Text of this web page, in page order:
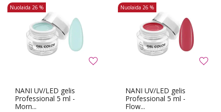
NANI UV/LED gelis
Professional 5 ml -
Morn...
Nuolaida 26 %
NANI UV/LED gelis
Professional 5 ml -
Flow...
Nuolaida 26 %